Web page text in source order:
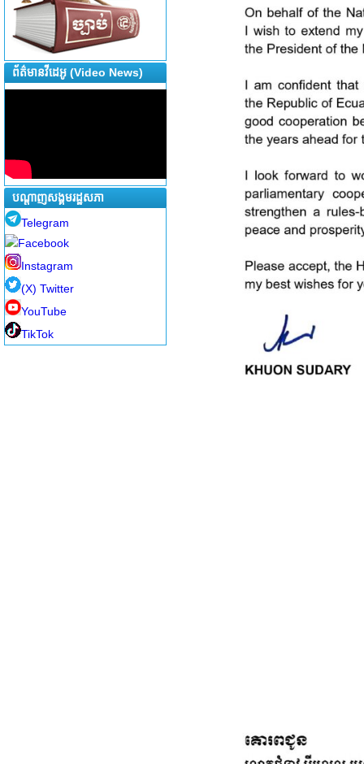
ព័ត៌មានវីដេអូ (Video News)
បណ្តាញសង្គមរដ្ឋសភា
Telegram
Facebook
Instagram
(X) Twitter
YouTube
TikTok